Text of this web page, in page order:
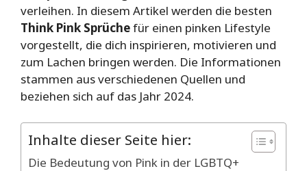
verleihen. In diesem Artikel werden die besten
Think Pink Sprüchefür einen pinken Lifestyle
vorgestellt, die dich inspirieren, motivieren und
zum Lachen bringen werden. Die Informationen
stammen aus verschiedenen Quellen und
beziehen sich auf das Jahr 2024.
Inhalte dieser Seite hier:
Die Bedeutung von Pink in der LGBTQ+